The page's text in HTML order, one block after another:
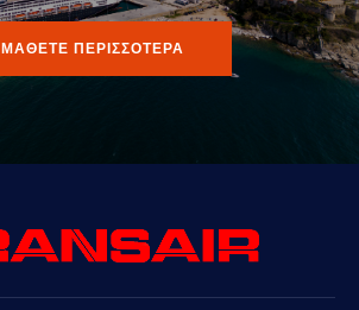
ΜΑΘΕΤΕ ΠΕΡΙΣΣΟΤΕΡΑ